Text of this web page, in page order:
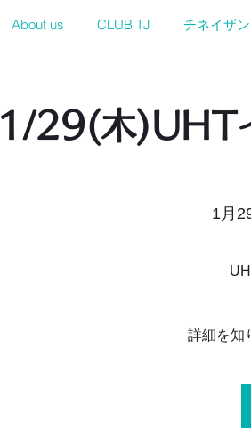
About us CLUB TJ チネイザ
1/29(木)UHT
1月
詳細を知